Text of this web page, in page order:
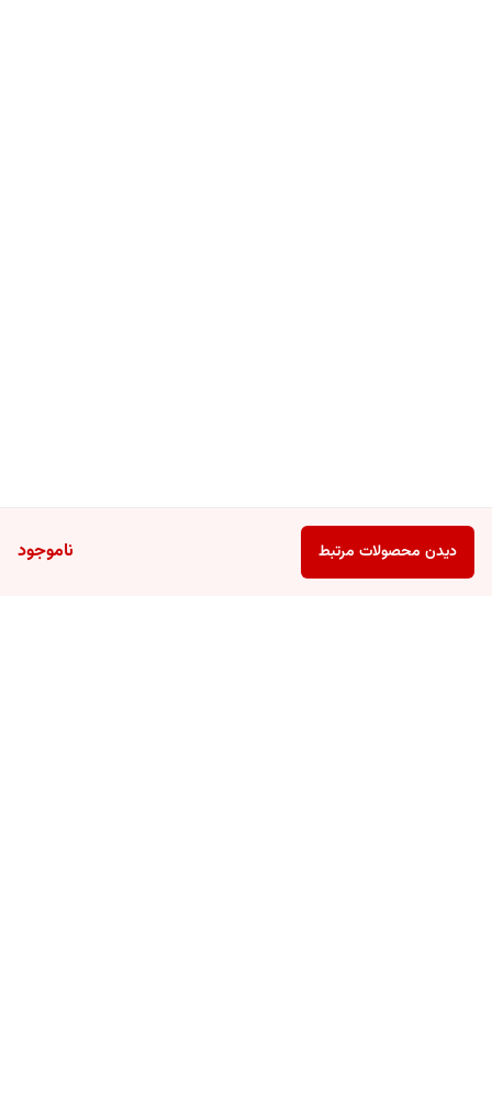
ناموجود دیدن محصولات مرتبط